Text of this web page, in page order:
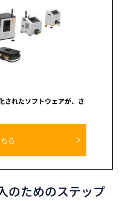
されたソフトウェアが、 さ
ら
のためのステップ